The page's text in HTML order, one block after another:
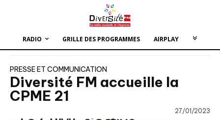
RADIO GRILLE DES PROGRAMMES AIRPLAY
PRESSE ET COMMUNICATION
Diversité FM accueille la
CPME 21
27/01/2023